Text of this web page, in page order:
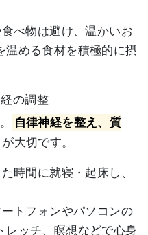
べ物は避け、温かいお
温める食材を積極的に摂
の調整
自律神経を整え、質
大切です。
時間に就寝・起床し、
トフォンやパソコンの
レッチ、瞑想などで心身